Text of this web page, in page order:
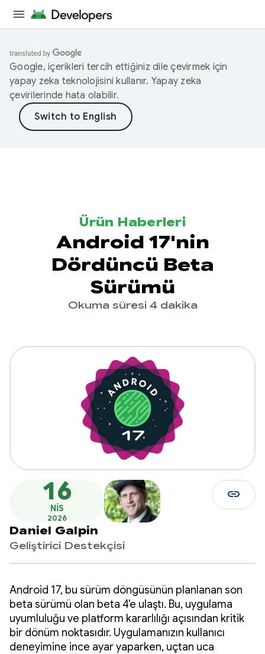
Google, içerikleri tercih ettiğiniz dile çevirmek için
yapay zeka teknolojisini kullanır. Yapay zeka
çevirilerinde hata olabilir.
Ürün Haberleri
Android 17'nin
Dördüncü Beta
Sürümü
Okuma süresi 4 dakika
16
NIS
2026
Daniel Galpin
Geliştirici Destekçisi
link
Android 17, bu sürüm döngüsünün planlanan son
beta sürümü olan beta 4'e ulaştı. Bu, uygulama
uyumluluğu ve platform kararlılığı açısından kritik
bir dönüm noktasıdır. Uygulamanızın kullanıcı
deneyimine ince ayar yaparken, uçtan uca